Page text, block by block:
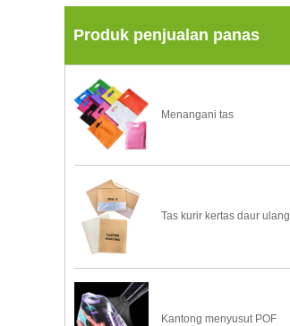
Produk penjualan panas
Menangani tas
Tas kurir kertas daur ulang
Kantong menyusut POF